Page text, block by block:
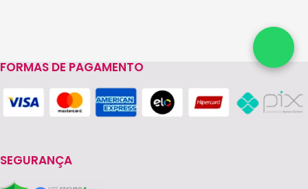
FORMAS DE PAGAMENTO
SEGURANÇA